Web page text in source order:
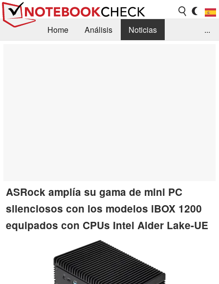
Home Análisis
Noticias
...
ASRock amplía su gama de mini PC
silenciosos con los modelos iBOX 1200
equipados con CPUs Intel Alder Lake-UE